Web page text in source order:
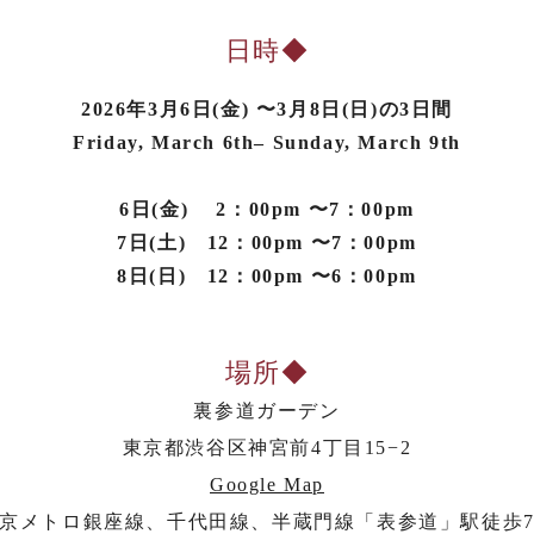
日時◆
2026年3月6日(金) 〜3月8日(日)の3日間
Friday, March 6th– Sunday, March 9th
6日(金) 2：00pm 〜7：00pm
7日(土) 12：00pm 〜7：00pm
8日(日) 12：00pm 〜6：00pm
場所◆
裏参道ガーデン
東京都渋谷区神宮前4丁目15−2
Google Map
メトロ銀座線、千代田線、半蔵門線「表参道」駅徒歩